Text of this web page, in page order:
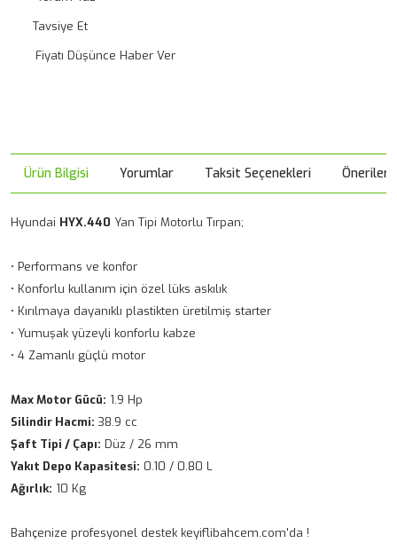
Tavsiye Et
Fiyatı Düşünce Haber Ver
Ürün Bilgisi Yorumlar Taksit Seçenekleri
Hyundai HYX.440 Yan Tipi Motorlu Tırpan;
• Performans ve konfor
• Konforlu kullanım için özel lüks askılık
• Kırılmaya dayanıklı plastikten üretilmiş starter
• Yumuşak yüzeyli konforlu kabze
• 4 Zamanlı güçlü motor
Max Motor Gücü: 1.9 Hp
Silindir Hacmi: 38.9 cc
Şaft Tipi / Çapı: Düz / 26 mm
Yakıt Depo Kapasitesi: 0.10 / 0.80 L
Ağırlık: 10 Kg
Bahçenize profesyonel destek keyiflibahcem.com'da !